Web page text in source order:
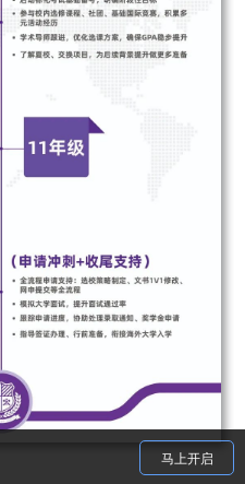
马上开启